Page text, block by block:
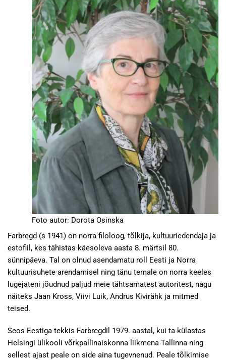
Foto autor: Dorota Osinska
Farbregd (s 1941) on norra filoloog, tõlkija, kultuuriedendaja ja
estofiil, kes tähistas käesoleva aasta 8. märtsil 80.
sünnipäeva. Tal on olnud asendamatu roll Eesti ja Norra
kultuurisuhete arendamisel ning tänu temale on norra keeles
lugejateni jõudnud paljud meie tähtsamatest autoritest, nagu
näiteks Jaan Kross, Viivi Luik, Andrus Kivirähk ja mitmed
teised.
Seos Eestiga tekkis Farbregdil 1979. aastal, kui ta külastas
Helsingi ülikooli võrkpallinaiskonna liikmena Tallinna ning
sellest ajast peale on side aina tugevnenud. Peale tõlkimise